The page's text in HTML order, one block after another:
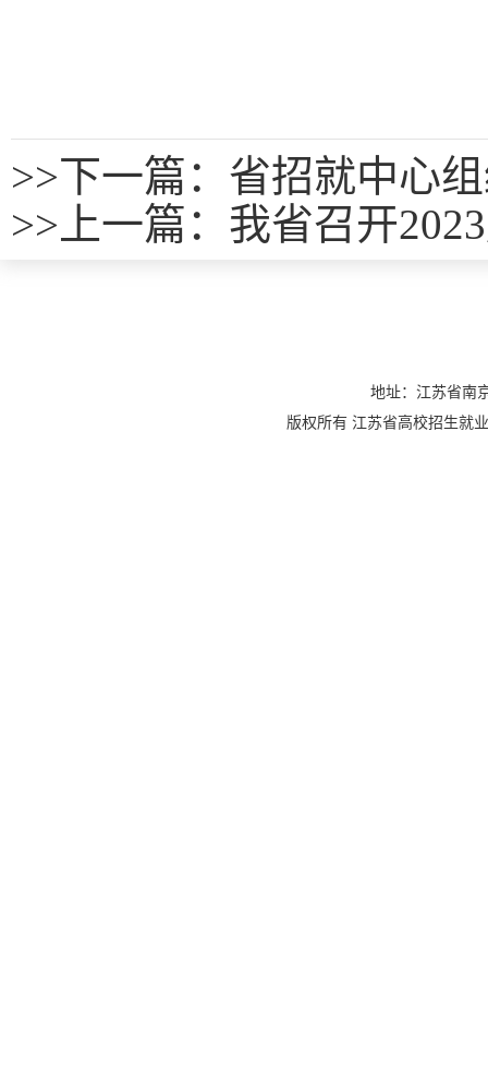
>>下一篇：省招就中心
>> 上一篇： 我省召开
地址：江苏省
版权所有 江苏省高校招生就